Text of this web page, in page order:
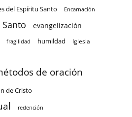
del Espíritu Santo Encarnación
evangelización
fragilidad humildad Iglesia
de oración
de Cristo
redención